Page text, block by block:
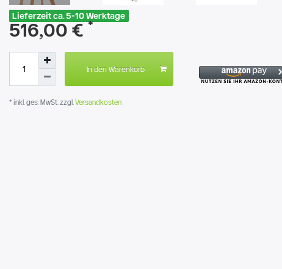
Lieferzeit ca. 5-10 Werktage
516,00 € *
In den Warenkorb
* inkl. ges. MwSt. zzgl. Versandkosten